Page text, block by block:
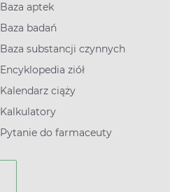
Baza aptek
Baza badań
Baza substancji czynnych
Encyklopedia ziół
Kalendarz ciąży
Kalkulatory
Pytanie do farmaceuty